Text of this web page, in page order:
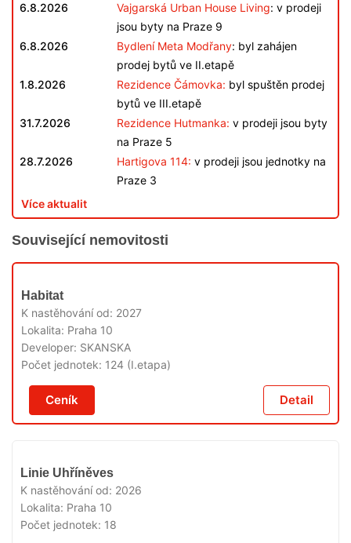
6.8.2026 Vajgarská Urban House Living: v prodeji
jsou byty na Praze 9
6.8.2026
Bydlení Meta Modřany: byl zahájen
prodej bytů ve II.etapě
1.8.2026
Rezidence Čámovka: byl spuštěn prodej
bytů ve III.etapě
31.7.2026
Rezidence Hutmanka: v prodeji jsou byty
na Praze 5
28.7.2026
Hartigova 114: v prodeji jsou jednotky na
Praze 3
Více aktualit
Související nemovitosti
Habitat
K nastěhování od: 2027
Lokalita: Praha 10
Developer: SKANSKA
Počet jednotek: 124 (I.etapa)
Ceník Detail
Linie Uhříněves
K nastěhování od: 2026
Lokalita: Praha 10
Počet jednotek: 18